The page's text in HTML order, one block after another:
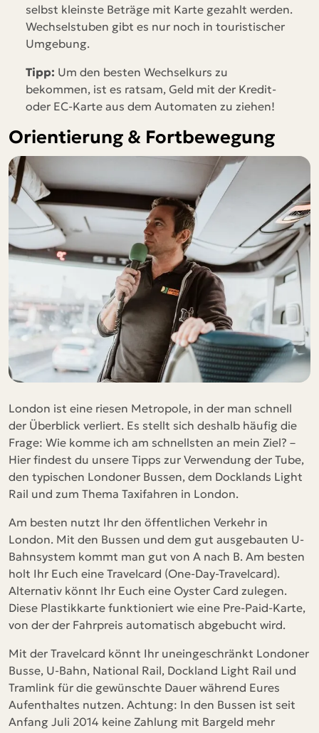
selbst kleinste Beträge mit Karte gezahlt werden.
Wechselstuben gibt es nur noch in touristischer
Umgebung.
Tipp: Um den besten Wechselkurs zu
bekommen, ist es ratsam, Geld mit der Kredit-
oder EC-Karte aus dem Automaten zu ziehen!
Orientierung & Fortbewegung
London ist eine riesen Metropole, in der man schnell
der Überblick verliert. Es stellt sich deshalb häufig die
Frage: Wie komme ich am schnellsten an mein Ziel? –
Hier findest du unsere Tipps zur Verwendung der Tube,
den typischen Londoner Bussen, dem Docklands Light
Rail und zum Thema Taxifahren in London.
Am besten nutzt Ihr den öffentlichen Verkehr in
London. Mit den Bussen und dem gut ausgebauten U-
Bahnsystem kommt man gut von A nach B. Am besten
holt Ihr Euch eine Travelcard (One-Day-Travelcard).
Alternativ könnt Ihr Euch eine Oyster Card zulegen.
Diese Plastikkarte funktioniert wie eine Pre-Paid-Karte,
von der der Fahrpreis automatisch abgebucht wird.
Mit der Travelcard könnt Ihr uneingeschränkt Londoner
Busse, U-Bahn, National Rail, Dockland Light Rail und
Tramlink für die gewünschte Dauer während Eures
Aufenthaltes nutzen. Achtung: In den Bussen ist seit
Anfang Juli 2014 keine Zahlung mit Bargeld mehr